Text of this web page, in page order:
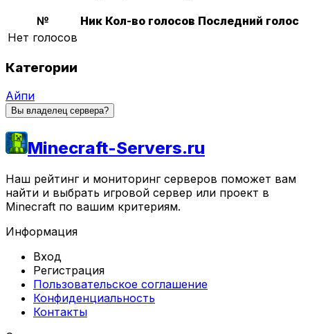
№ Ник Кол-во голосов Последний голос
Нет голосов
Категории
Айпи
Вы владелец сервера?
Minecraft-Servers.ru
Наш рейтинг и мониторинг серверов поможет вам
найти и выбрать игровой сервер или проект в
Minecraft по вашим критериям.
Информация
Вход
Регистрация
Пользовательское соглашение
Конфиденциальность
Контакты